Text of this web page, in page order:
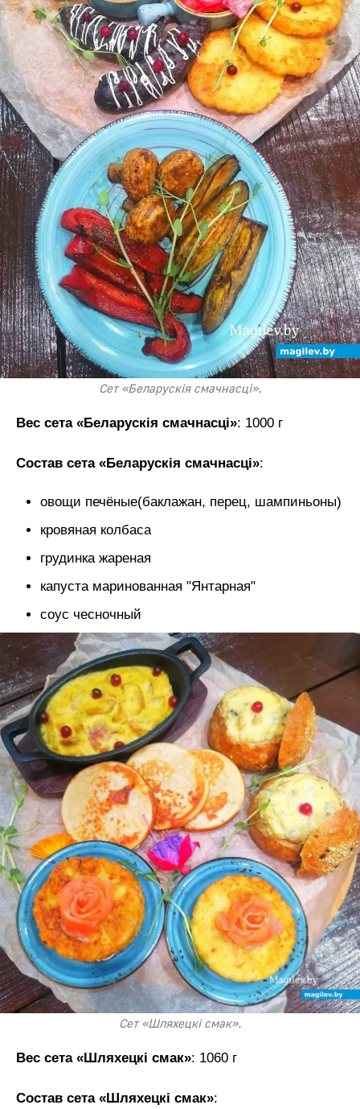
Сет «Беларускiя смачнасцi».
Вес сета «Беларускiя смачнасцi»: 1000 г
Состав сета «Беларускiя смачнасцi»:
овощи печёные(баклажан, перец, шампиньоны)
кровяная колбаса
грудинка жареная
капуста маринованная "Янтарная"
соус чесночный
Сет «Шляхецкi смак».
Вес сета «Шляхецкi смак»: 1060 г
Состав сета «Шляхецкi смак»: